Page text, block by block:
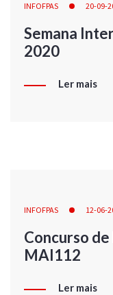
INFOFPAS 20-09-
Semana
2020
Ler mais
INFOFPAS 12-06-
Concurso
MAI112
Ler mais